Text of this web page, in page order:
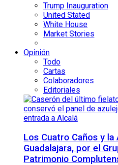
Trump Inauguration
United Stated
White House
Market Stories
Opinión
Todo
Cartas
Colaboradores
Editoriales
Los Cuatro Caños y la
Guadalajara, por el
Patrimonio